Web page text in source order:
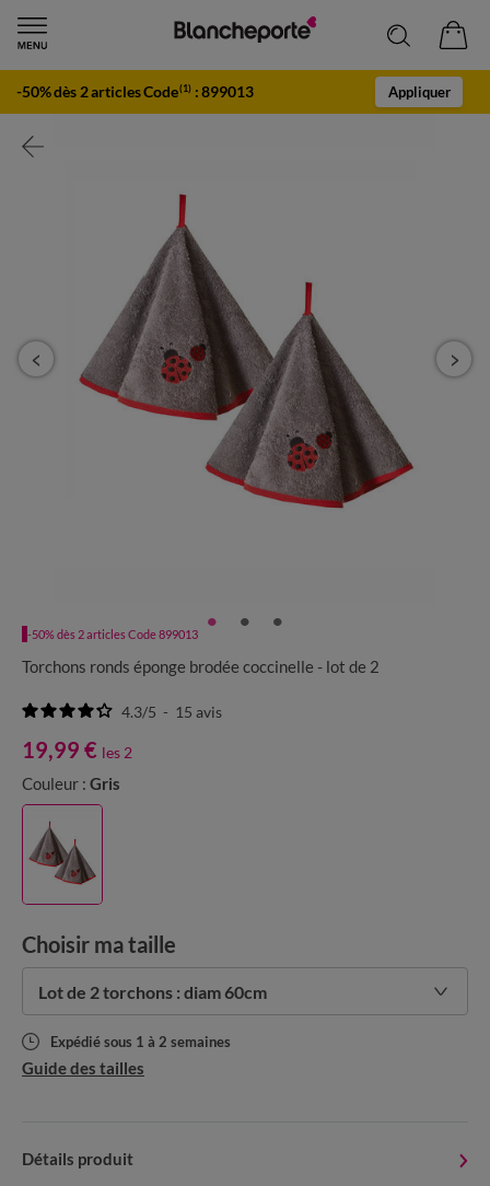
-50% dès 2 articles Code(1) :899013 Appliquer
-50% dès 2 articles Code 899013
Torchons ronds éponge brodée coccinelle - lot de 2
4.3/5 - 15 avis
19,99 € les 2
Couleur : Gris
Choisir ma taille
Lot de 2 torchons : diam 60cm
Guide des tailles
Expédié sous 1 à 2 semaines
Détails produit